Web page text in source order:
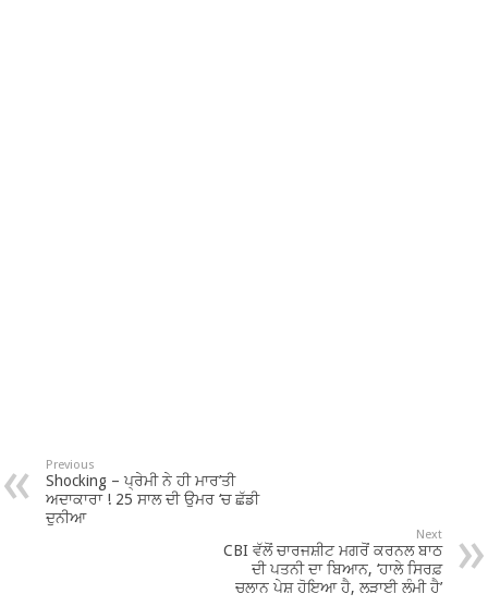
Previous
Shocking – ਪ੍ਰੇਮੀ ਨੇ ਹੀ ਮਾਰ’ਤੀ
ਅਦਾਕਾਰਾ ! 25 ਸਾਲ ਦੀ ਉਮਰ ‘ਚ ਛੱਡੀ
ਦੁਨੀਆ
Next
CBI ਵੱਲੋਂ ਚਾਰਜਸ਼ੀਟ ਮਗਰੋਂ ਕਰਨਲ ਬਾਠ
ਦੀ ਪਤਨੀ ਦਾ ਬਿਆਨ, ‘ਹਾਲੇ ਸਿਰਫ਼
ਚਲਾਨ ਪੇਸ਼ ਹੋਇਆ ਹੈ, ਲੜਾਈ ਲੰਮੀ ਹੈ’